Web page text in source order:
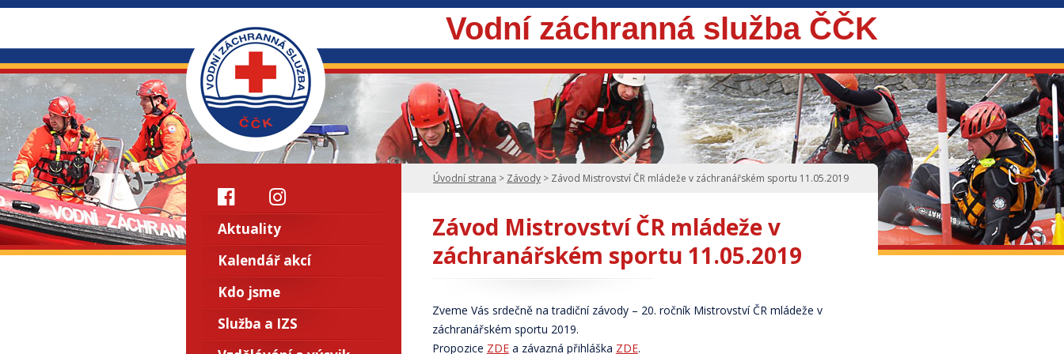
Vodní záchranná služba ČČK
Úvodní strana > Závody> Závod Mistrovství ČR mládeže v záchranářském sportu 11.05.2019
Závod Mistrovství ČR mládeže v
záchranářském sportu 11.05.2019
Zveme Vás srdečně na tradiční závody – 20. ročník Mistrovství ČR mládeže v
záchranářském sportu 2019.
Propozice ZDEa závazná přihláška ZDE.
Aktuality
Kalendář akcí
Kdo jsme
Služba a IZS